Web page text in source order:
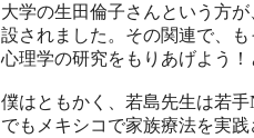
大学の生田倫子さんという方
設されました。その関連で、
心理学の研究をもりあげよう
僕はともかく、若島先生は若
でもメキシコで家族療法を実